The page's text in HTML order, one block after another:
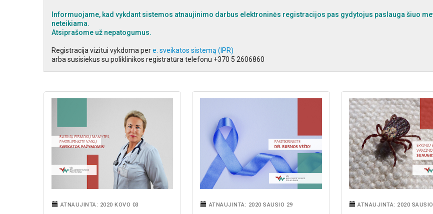
Informuojame, kad vykdant sistemos atnaujinimo darbus elektroninės registracijos pas gydytojus paslauga šiuo
neteikiama.
Atsiprašome už nepatogumus.
Registracija vizitui vykdoma pere. sveikatos sistemą (IPR)
arba susisiekus su poliklinikos registratūra telefonu +370 5 2606860
ATNAUJINTA: 2020 KOVO 03 ATNAUJINTA: 2020 SAUSIO 29 ATNAUJINTA: 2020